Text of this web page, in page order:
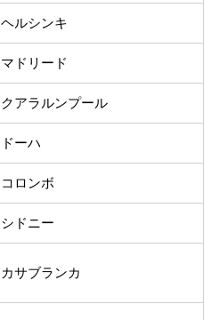
ヘルシンキ
マドリード
クアラルンプール
ドーハ
コロンボ
シドニー
カサブランカ